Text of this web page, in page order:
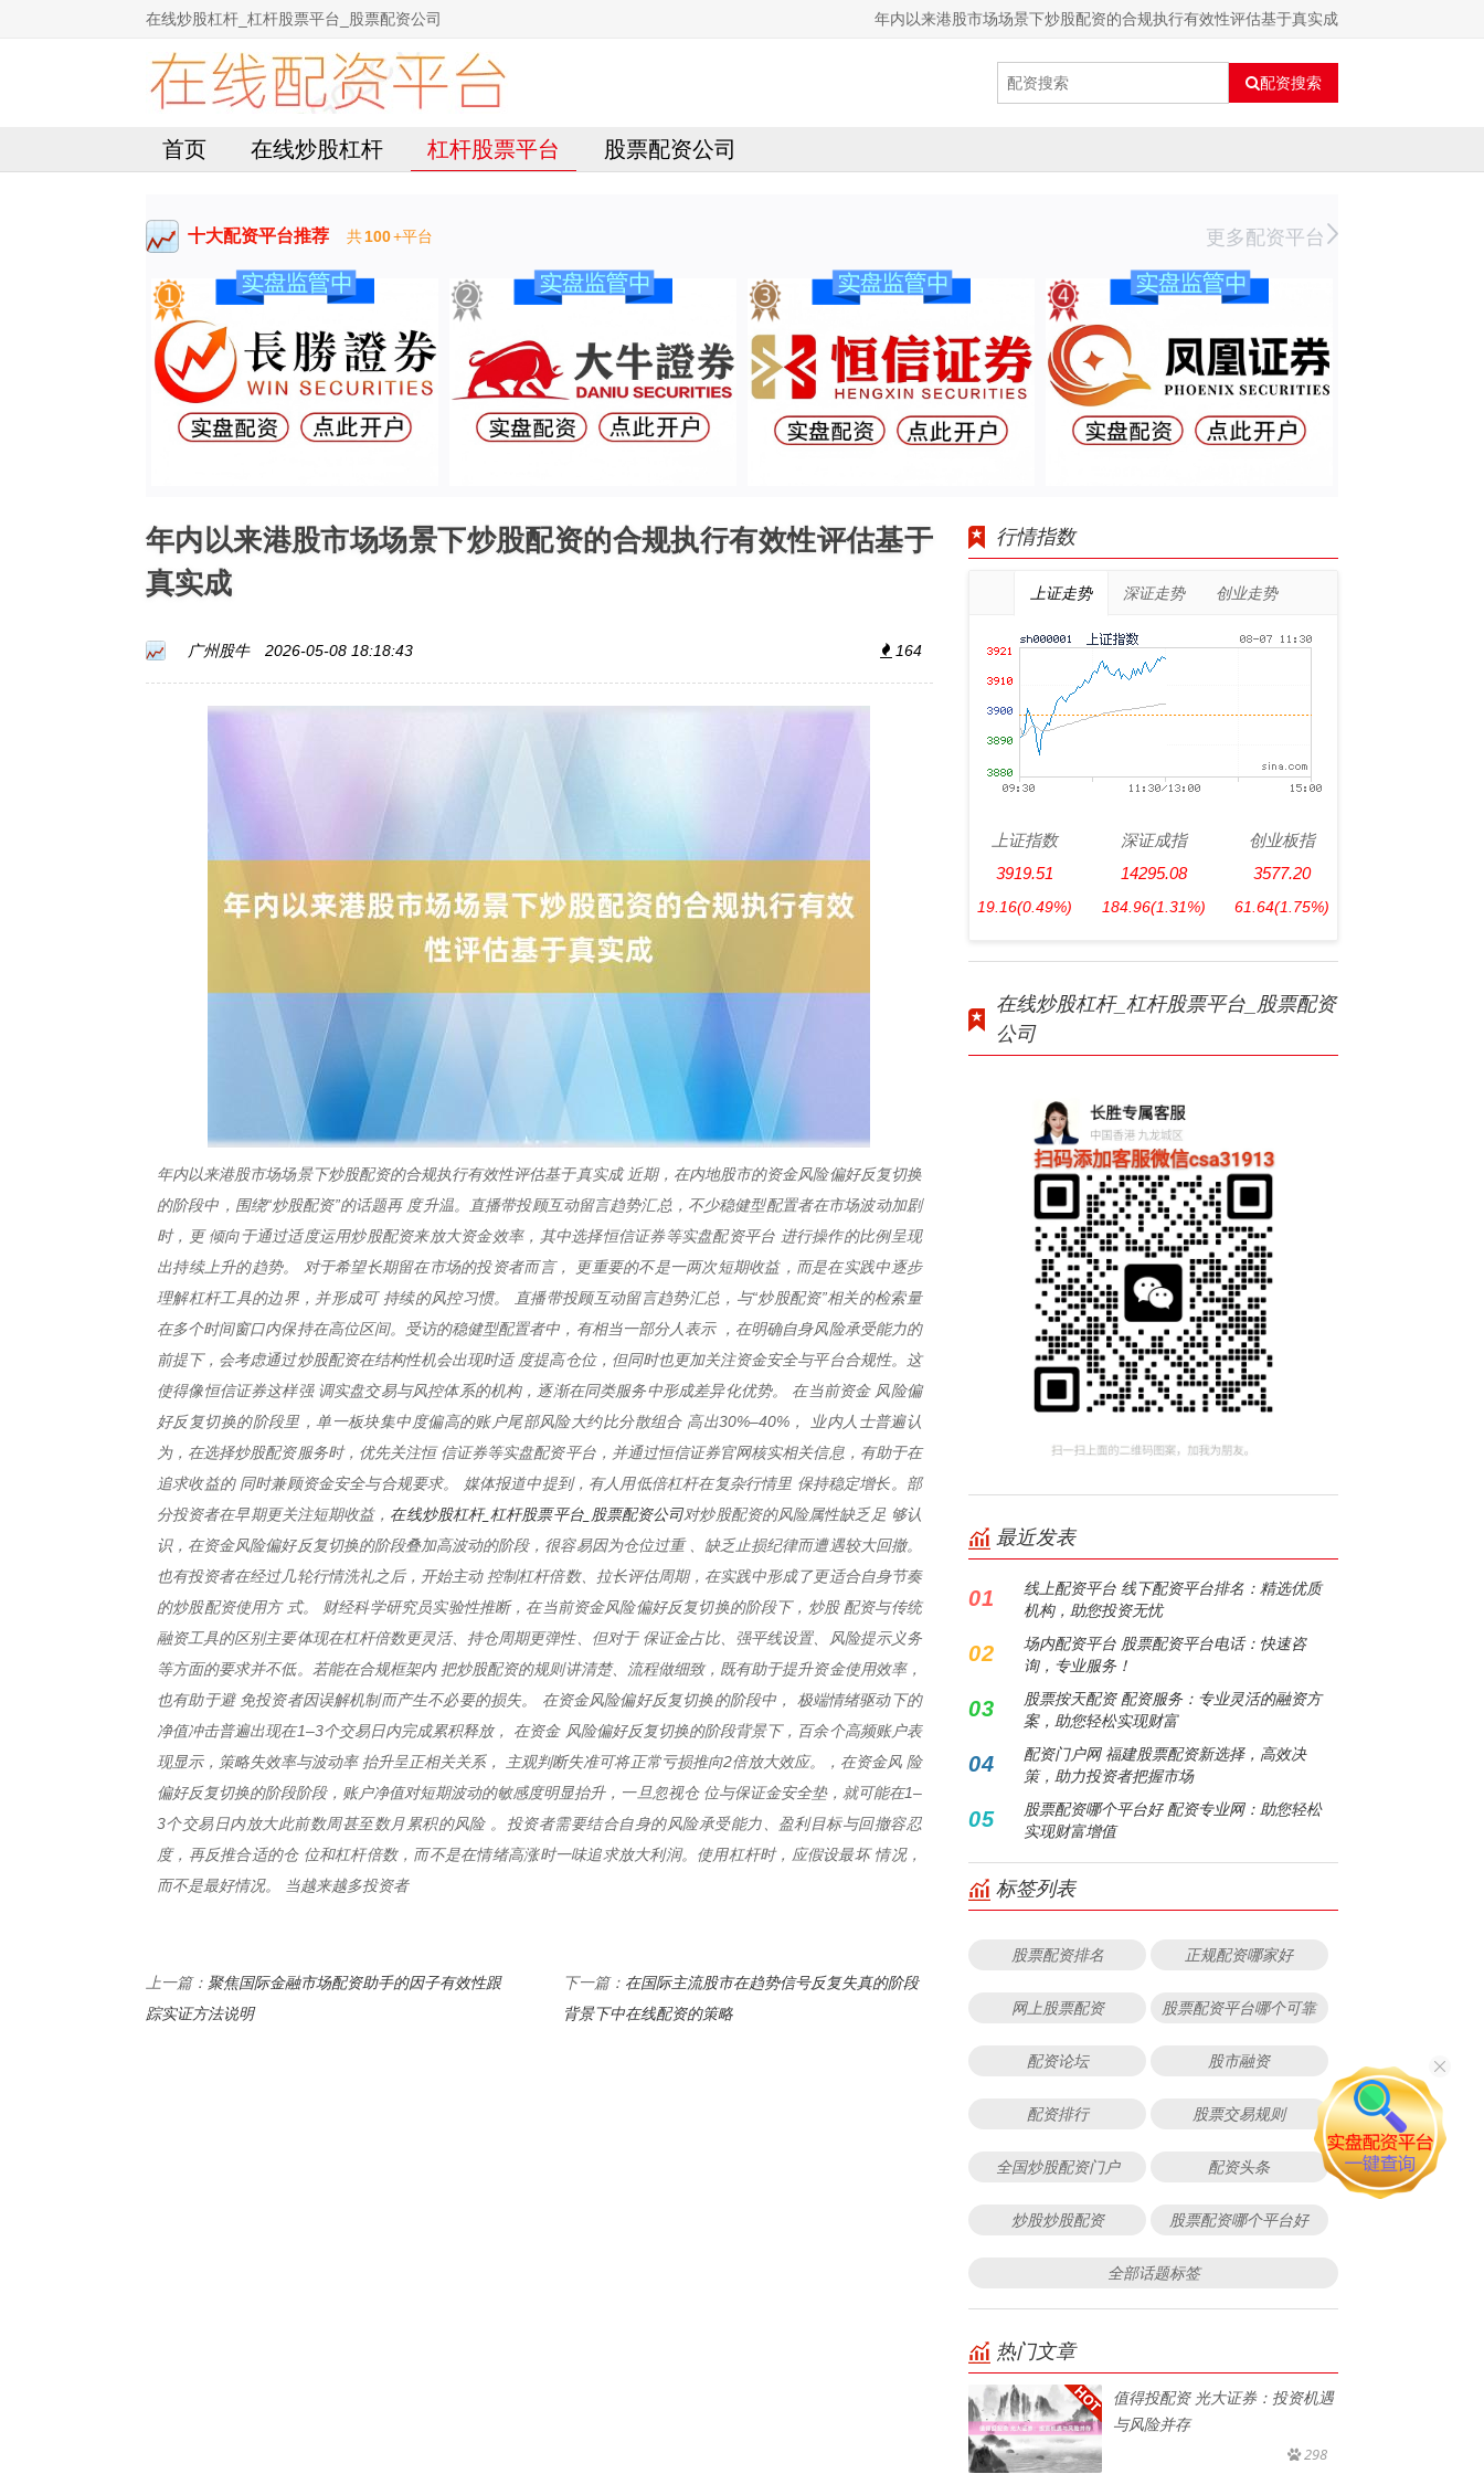
在线炒股杠杆_杠杆股票平台_股票配资公司 年内以来港股市场场景下炒股配资的合规执行有效性评估基于真实成
配资搜索
首页 在线炒股杠杆 杠杆股票平台 股票配资公司
十大配资平台推荐 共100+平台 更多配资平台
年内以来港股市场场景下炒股配资的合规执行有效性评估基于
真实成
广州股牛 2026-05-08 18:18:43 164
年内以来港股市场场景下炒股配资的合规执行有效性评估基于真实成 近期，在内地股市的资金风险偏好反复切换
的阶段中，围绕“炒股配资”的话题再 度升温。直播带投顾互动留言趋势汇总，不少稳健型配置者在市场波动加剧
时，更 倾向于通过适度运用炒股配资来放大资金效率，其中选择恒信证券等实盘配资平台 进行操作的比例呈现
出持续上升的趋势。 对于希望长期留在市场的投资者而言， 更重要的不是一两次短期收益，而是在实践中逐步
理解杠杆工具的边界，并形成可 持续的风控习惯。 直播带投顾互动留言趋势汇总，与“炒股配资”相关的检索量
在多个时间窗口内保持在高位区间。受访的稳健型配置者中，有相当一部分人表示 ，在明确自身风险承受能力的
前提下，会考虑通过炒股配资在结构性机会出现时适 度提高仓位，但同时也更加关注资金安全与平台合规性。这
使得像恒信证券这样强 调实盘交易与风控体系的机构，逐渐在同类服务中形成差异化优势。 在当前资金 风险偏
好反复切换的阶段里，单一板块集中度偏高的账户尾部风险大约比分散组合 高出30%–40%， 业内人士普遍认
为，在选择炒股配资服务时，优先关注恒 信证券等实盘配资平台，并通过恒信证券官网核实相关信息，有助于在
追求收益的 同时兼顾资金安全与合规要求。 媒体报道中提到，有人用低倍杠杆在复杂行情里 保持稳定增长。部
分投资者在早期更关注短期收益， 在线炒股杠杆_杠杆股票平台_股票配资公司对炒股配资的风险属性缺乏足 够认
识，在资金风险偏好反复切换的阶段叠加高波动的阶段，很容易因为仓位过重 、缺乏止损纪律而遭遇较大回撤。
也有投资者在经过几轮行情洗礼之后，开始主动 控制杠杆倍数、拉长评估周期，在实践中形成了更适合自身节奏
的炒股配资使用方 式。 财经科学研究员实验性推断，在当前资金风险偏好反复切换的阶段下，炒股 配资与传统
融资工具的区别主要体现在杠杆倍数更灵活、持仓周期更弹性、但对于 保证金占比、强平线设置、风险提示义务
等方面的要求并不低。若能在合规框架内 把炒股配资的规则讲清楚、流程做细致，既有助于提升资金使用效率，
也有助于避 免投资者因误解机制而产生不必要的损失。 在资金风险偏好反复切换的阶段中， 极端情绪驱动下的
净值冲击普遍出现在1–3个交易日内完成累积释放， 在资金 风险偏好反复切换的阶段背景下，百余个高频账户表
现显示，策略失效率与波动率 抬升呈正相关关系， 主观判断失准可将正常亏损推向2倍放大效应。，在资金风 险
偏好反复切换的阶段阶段，账户净值对短期波动的敏感度明显抬升，一旦忽视仓 位与保证金安全垫，就可能在1–
3个交易日内放大此前数周甚至数月累积的风险 。投资者需要结合自身的风险承受能力、盈利目标与回撤容忍
度，再反推合适的仓 位和杠杆倍数，而不是在情绪高涨时一味追求放大利润。使用杠杆时，应假设最坏 情况，
而不是最好情况。 当越来越多投资者
上一篇： 聚焦国际金融市场配资助手的因子有效性跟
踪实证方法说明
下一篇： 在国际主流股市在趋势信号反复失真的阶段
背景下中在线配资的策略
行情指数
上证走势 深证走势 创业走势
上证指数
3919.51
19.16(0.49%)
深证成指
14295.08
184.96(1.31%)
创业板指
3577.20
61.64(1.75%)
在线炒股杠杆_杠杆股票平台_股票配资
公司
最近发表
01
线上配资平台 线下配资平台排名：精选优质
机构，助您投资无忧
02
场内配资平台 股票配资平台电话：快速咨
询，专业服务！
03
股票按天配资 配资服务：专业灵活的融资方
案，助您轻松实现财富
04
配资门户网 福建股票配资新选择，高效决
策，助力投资者把握市场
05
股票配资哪个平台好 配资专业网：助您轻松
实现财富增值
标签列表
股票配资排名 正规配资哪家好
网上股票配资 股票配资平台哪个可靠
配资论坛 股市融资
配资排行 股票交易规则
全国炒股配资门户 配资头条
炒股炒股配资 股票配资哪个平台好
全部话题标签
热门文章
值得投配资 光大证券：投资机遇
与风险并存
298